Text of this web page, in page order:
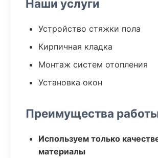
Наши услуги
Устройство стяжки пола
Кирпичная кладка
Монтаж систем отопления
Установка окон
Преимущества
Используем только
материалы